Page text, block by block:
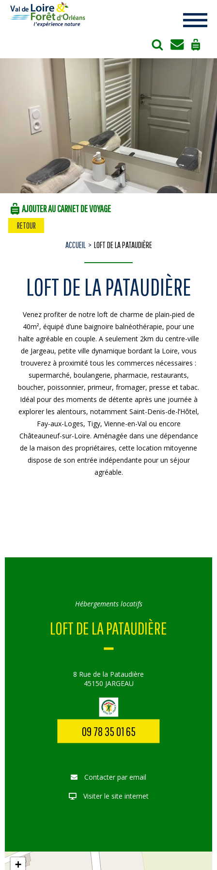
AJOUTER AU CARNET DE VOYAGE
RETOUR
ACCUEIL LOFT DE LA PATAUDIÈRE
LOFT DE LA PATAUDIÈRE
Venez profiter de notre loft de charme de plain-pied de
40m², équipé d’une baignoire balnéothérapie, pour une
halte agréable en couple. A seulement 2km du centre-ville
de Jargeau, petite ville dynamique bordant la Loire, vous
trouverez à proximité tous les commerces nécessaires :
supermarché, boulangerie, pharmacie, restaurants,
boucher, poissonnier, primeur, fromager, presse et tabac.
Idéal pour des moments de détente après une journée à
explorer les alentours, notamment Saint-Denis-de-l’Hôtel,
Fay-aux-Loges, Tigy, Vienne-en-Val ou encore
Châteauneuf-sur-Loire. Aménagée dans une dépendance
de la maison des propriétaires, cette location mitoyenne
dispose de son entrée indépendante pour un séjour
agréable.
Hébergements locatifs
LOFT DE LA PATAUDIÈRE
8 Rue de la Pataudière
45150 JARGEAU
09 78 35 01 65
Contacter par email
Visiter le site internet
+
Cookies management panel